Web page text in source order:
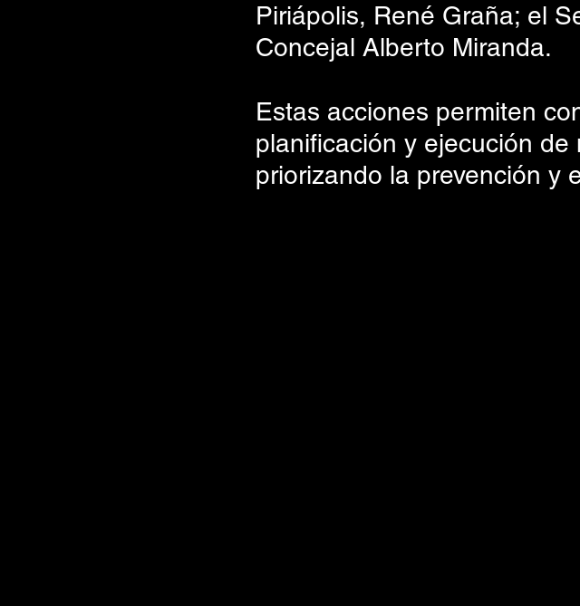
Piriápolis, René Graña; el
Concejal Alberto Miranda.
Estas acciones permiten
planificación y ejecución
priorizando la prevención y